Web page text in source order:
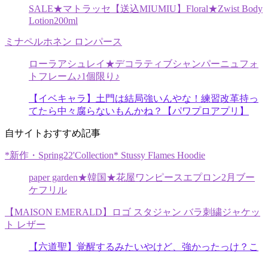
SALE★マトラッセ【送込MIUMIU】Floral★Zwist Body
Lotion200ml
ミナペルホネン ロンパース
ローラアシュレイ★デコラティブシャンパーニュフォ
トフレーム♪1個限り♪
【イベキャラ】土門は結局強いんやな！練習改革持っ
てたら中々腐らないもんかね？【パワプロアプリ】
自サイトおすすめ記事
*新作・Spring22'Collection* Stussy Flames Hoodie
paper garden★韓国★花屋ワンピースエプロン2月ブー
ケフリル
【MAISON EMERALD】ロゴ スタジャン バラ刺繍ジャケッ
ト レザー
【六道聖】覚醒するみたいやけど、強かったっけ？こ